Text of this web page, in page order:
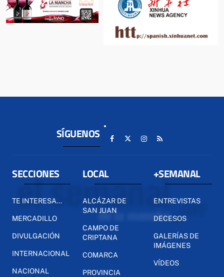
SÍGUENOS
SECCIONES
TE INTERESA...
MERCADILLO
DIVULGACIÓN
INTERNACIONAL
NACIONAL
LOCAL
ALCÁZAR DE
SAN JUAN
CAMPO DE
CRIPTANA
COMARCA
PROVINCIA
+SEMANAL
ENTREVISTAS
DECESOS
GALERÍAS DE
IMÁGENES
VÍDEOS